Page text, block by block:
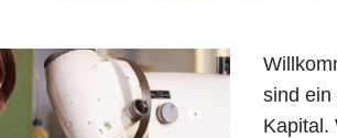
sind ein
Kapital.